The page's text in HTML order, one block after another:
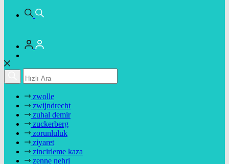
zwolle
zwijndrecht
zuhal demir
zuckerberg
zorunluluk
ziyaret
zincirleme kaza
zenne nehri